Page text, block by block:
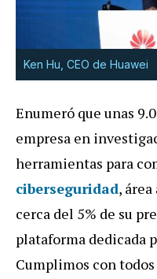
Ken Hu, CEO de Huawei
Enumeró que unas
empresa en
herramientas para
ciberseguridad,
cerca del 5% de su
plataforma dedicada
Cumplimos con